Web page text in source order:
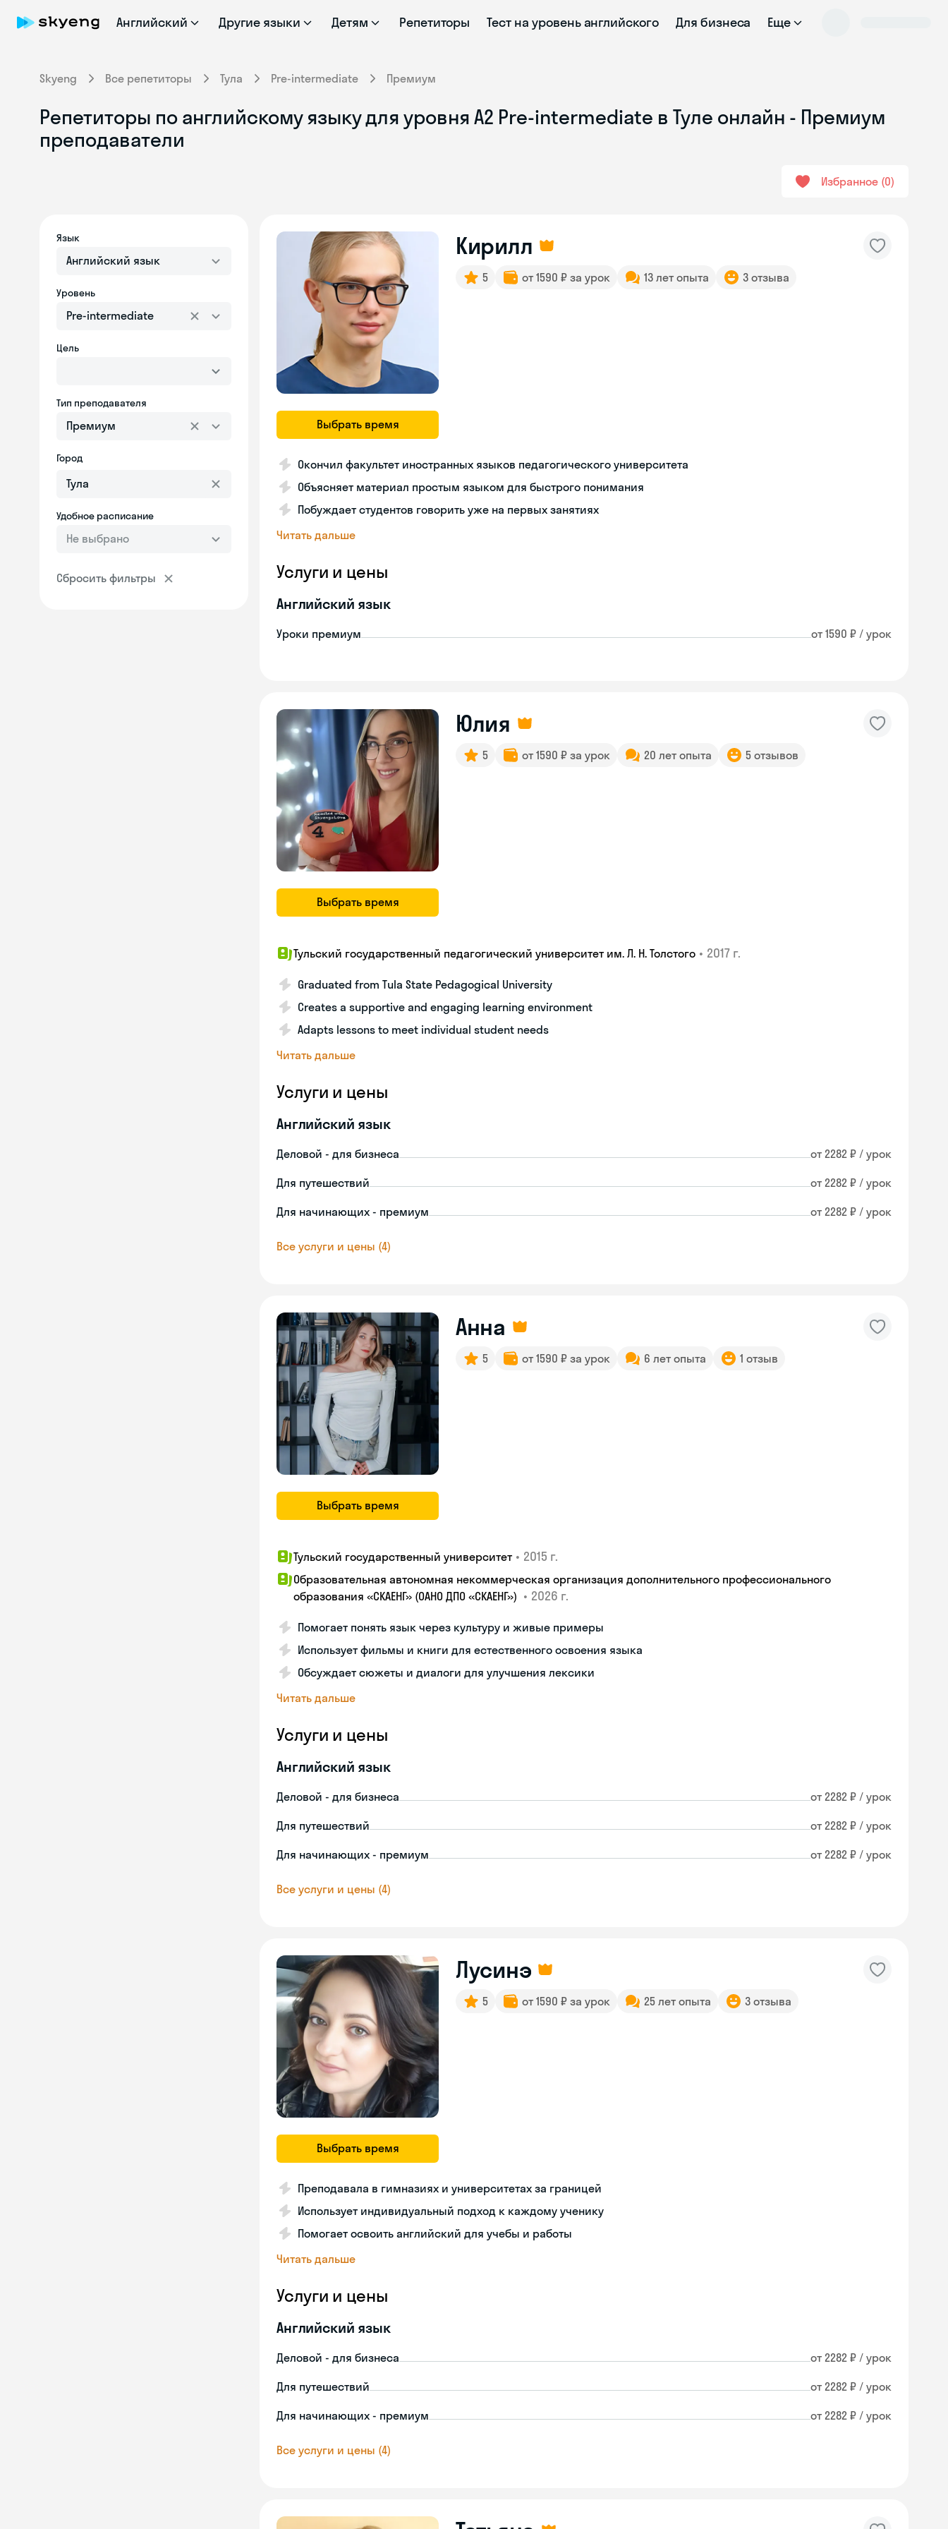
Английский Другие языки Детям Репетиторы Тест на уровень английского Для бизнеса Еще
Skyeng Все репетиторы Тула Pre-intermediate Премиум
Репетиторы по английскому языку для уровня A2 Pre-intermediate в Туле онлайн - Премиум
преподаватели
Избранное 0
Язык
Английский язык
Уровень
Pre-intermediate
Цель
Тип преподавателя
Премиум
Город
Удобное расписание
Не выбрано
Сбросить фильтры
Выбрать время
Кирилл
5 от 1590 ₽ за урок 13 лет опыта 3 отзыва
Окончил факультет иностранных языков педагогического университета
Объясняет материал простым языком для быстрого понимания
Побуждает студентов говорить уже на первых занятиях
Читать дальше
Услуги и цены
Английский язык
Уроки премиум от 1590 ₽ / урок
Выбрать время
Юлия
5 от 1590 ₽ за урок 20 лет опыта 5 отзывов
Тульский государственный педагогический университет им. Л. Н. Толстого • 2017 г.
Graduated from Tula State Pedagogical University
Creates a supportive and engaging learning environment
Adapts lessons to meet individual student needs
Читать дальше
Услуги и цены
Английский язык
Деловой - для бизнеса от 2282 ₽ / урок
Для путешествий от 2282 ₽ / урок
Для начинающих - премиум от 2282 ₽ / урок
Все услуги и цены (4)
Выбрать время
Анна
5 от 1590 ₽ за урок 6 лет опыта 1 отзыв
Тульский государственный университет • 2015 г.
Образовательная автономная некоммерческая организация дополнительного профессионального
образования «СКАЕНГ» (ОАНО ДПО «СКАЕНГ») • 2026 г.
Помогает понять язык через культуру и живые примеры
Использует фильмы и книги для естественного освоения языка
Обсуждает сюжеты и диалоги для улучшения лексики
Читать дальше
Услуги и цены
Английский язык
Деловой - для бизнеса от 2282 ₽ / урок
Для путешествий от 2282 ₽ / урок
Для начинающих - премиум от 2282 ₽ / урок
Все услуги и цены (4)
Выбрать время
Лусинэ
5 от 1590 ₽ за урок 25 лет опыта 3 отзыва
Преподавала в гимназиях и университетах за границей
Использует индивидуальный подход к каждому ученику
Помогает освоить английский для учебы и работы
Читать дальше
Услуги и цены
Английский язык
Деловой - для бизнеса от 2282 ₽ / урок
Для путешествий от 2282 ₽ / урок
Для начинающих - премиум от 2282 ₽ / урок
Все услуги и цены (4)